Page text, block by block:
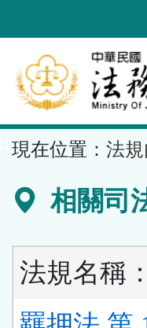
到
要
內
容
區
現在位置： 法
相關司
法規名稱：